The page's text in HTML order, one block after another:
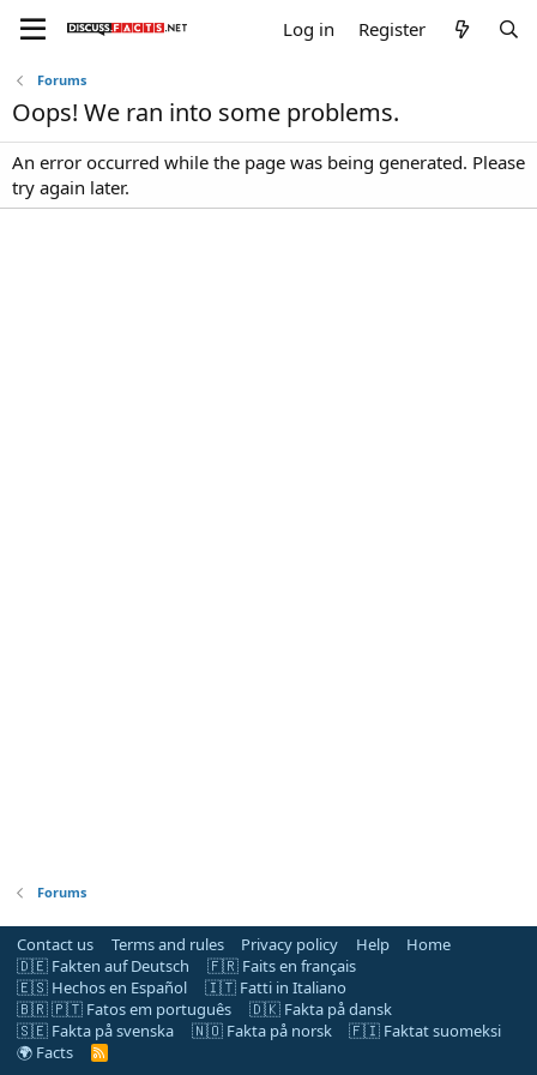
Log in Register
Forums
Oops! We ran into some problems.
An error occurred while the page was being generated. Please
try again later.
Forums
Contact us Terms and rules Privacy policy Help
Home
🇩🇪 Fakten auf Deutsch
🇫🇷 Faits en français
🇪🇸 Hechos en Español
🇮🇹 Fatti in Italiano
🇧🇷 🇵🇹 Fatos em português
🇩🇰 Fakta på dansk
🇸🇪 Fakta på svenska
🇳🇴 Fakta på norsk
🇫🇮 Faktat suomeksi
🌍 Facts
R